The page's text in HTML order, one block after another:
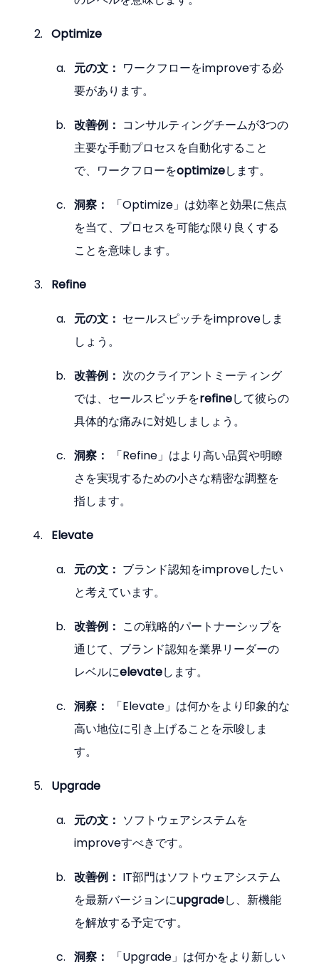
Optimize
元の文： ワークフローをimproveする必
要があります。
改善例： コンサルティングチームが3つの
主要な手動プロセスを自動化すること
で、ワークフローをoptimizeします。
洞察：
「Optimize」は効率と効果に焦点
を当て、プロセスを可能な限り良くする
ことを意味します。
Refine
元の文： セールスピッチをimproveしま
しょう。
改善例： 次のクライアントミーティング
では、セールスピッチをrefineして彼らの
具体的な痛みに対処しましょう。
洞察：
「Refine」はより高い品質や明瞭
さを実現するための小さな精密な調整を
指します。
Elevate
元の文： ブランド認知をimproveしたい
と考えています。
改善例： この戦略的パートナーシップを
通じて、ブランド認知を業界リーダーの
レベルにelevateします。
洞察：
「Elevate」は何かをより印象的な
高い地位に引き上げることを示唆しま
す。
Upgrade
元の文： ソフトウェアシステムを
improveすべきです。
改善例： IT部門はソフトウェアシステム
を最新バージョンにupgradeし、新機能
を解放する予定です。
洞察：
「Upgrade」は何かをより新しい